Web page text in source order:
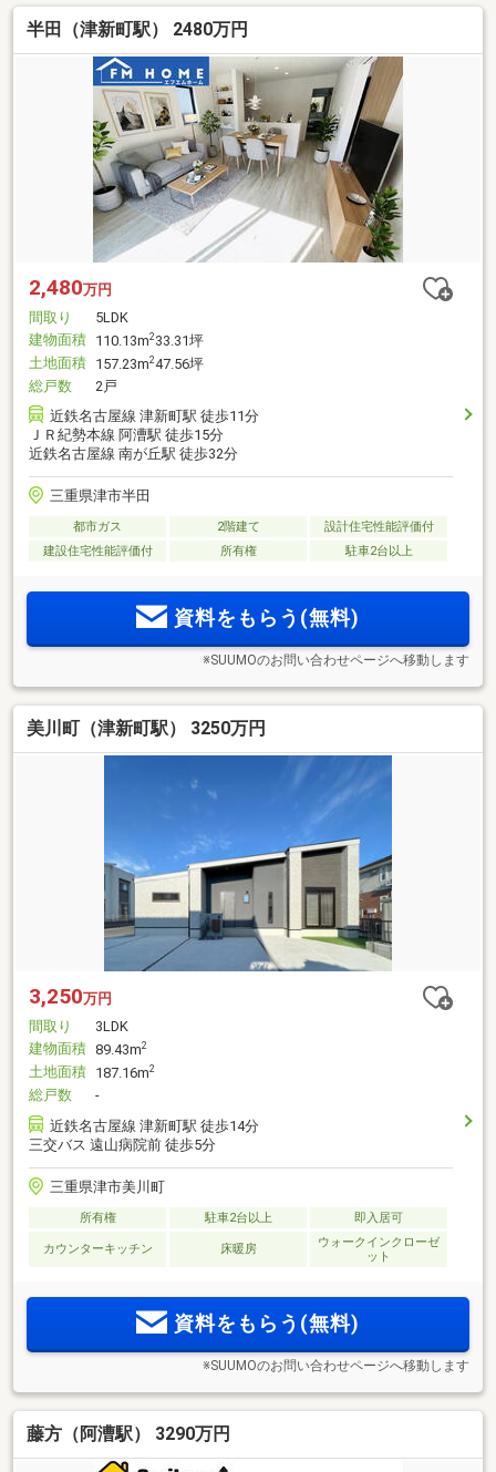
半田（津新町駅） 2480万円
2,480万円
間取り
5LDK
建物面積 110.13m2 33.31坪
土地面積 157.23m247.56坪
総戸数
2戸
近鉄名古屋線 津新町駅 徒歩11分
ＪＲ紀勢本線 阿漕駅 徒歩15分
近鉄名古屋線 南が丘駅 徒歩32分
三重県津市半田
都市ガス 2階建て
設計住宅性能評価付
建設住宅性能評価付
所有権 駐車2台以上
資料をもらう(無料)
※SUUMOのお問い合わせページへ移動します
美川町（津新町駅） 3250万円
3,250万円
間取り
3LDK
建物面積 89.43m2
土地面積 187.16m2
総戸数
-
近鉄名古屋線 津新町駅 徒歩14分
三交バス 遠山病院前 徒歩5分
三重県津市美川町
所有権 駐車2台以上 即入居可
カウンターキッチン 床暖房
ウォークインクローゼ
ット
資料をもらう(無料)
※SUUMOのお問い合わせページへ移動します
藤方（阿漕駅） 3290万円